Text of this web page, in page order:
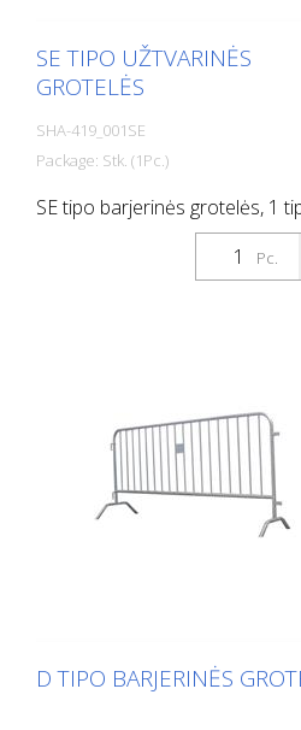
120 cm x 180 cm)
SE TIPO UŽTVARINĖS
GROTELĖS
SHA-419_001SE
Package: Stk. (1Pc.)
SE tipo barjerinės grotelės, 1
folija, ilgis: 2,00 m, 14 strypų,
Pc.
D TIPO BARJERINĖS